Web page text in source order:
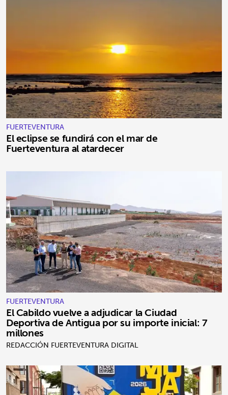
FUERTEVENTURA
El eclipse se fundirá con el mar de
Fuerteventura al atardecer
FUERTEVENTURA
El Cabildo vuelve a adjudicar la Ciudad
Deportiva de Antigua por su importe inicial: 7
millones
REDACCIÓN FUERTEVENTURA DIGITAL